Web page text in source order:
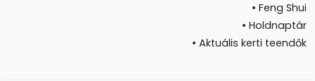
• Feng Shui
• Holdnaptár
• Aktuális kerti teendők